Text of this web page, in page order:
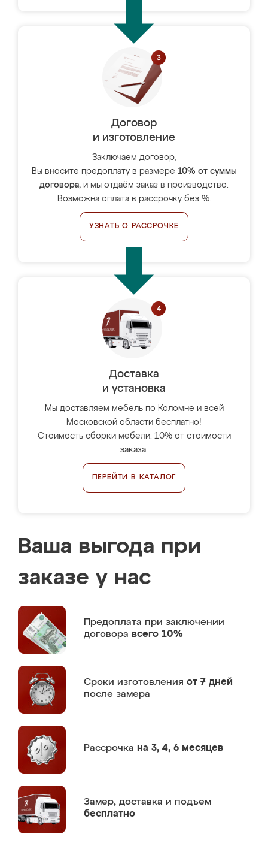
Договор
и изготовление
Заключаем договор,
Вы вносите предоплату в размере 10% от суммы
договора, и мы отдаём заказ в производство.
Возможна оплата в рассрочку без %.
УЗНАТЬ О РАССРОЧКЕ
Доставка
и установка
Мы доставляем мебель по Коломне и всей
Московской области бесплатно!
Стоимость сборки мебели: 10% от стоимости
заказа.
ПЕРЕЙТИ В КАТАЛОГ
Ваша выгода при
заказе у нас
Предоплата при заключении
договора всего 10%
Сроки изготовления от 7 дней
после замера
Рассрочка на 3, 4, 6 месяцев
Замер, доставка и подъем
бесплатно